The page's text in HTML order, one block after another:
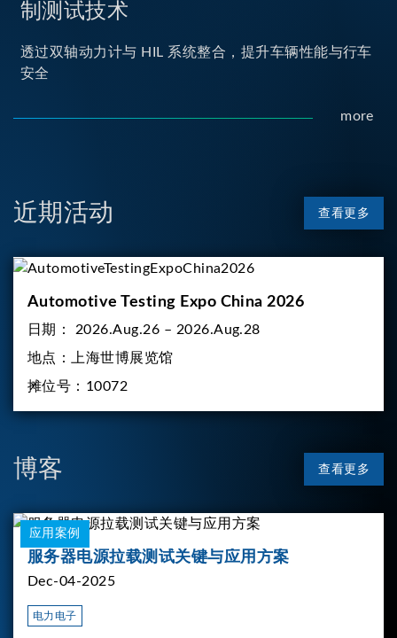
制测试技术
透过双轴动力计与 HIL 系统整合，提升车辆性能与行车
安全
more
近期活动 查看更多
Automotive Testing Expo China 2026
日期：
2026.Aug.26 – 2026.Aug.28
地点：
上海世博展览馆
摊位号： 10072
博客 查看更多
应用案例
服务器电源拉载测试关键与应用方案
Dec-04-2025
电力电子